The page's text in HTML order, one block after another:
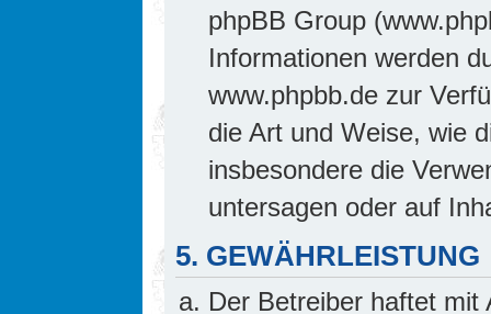
phpBB Group
Informationen werden
www.phpbb.de zur
die Art und Weise, wie
insbesondere die
untersagen oder auf
5. GEWÄHRLEISTUNG
Der Betreiber haftet mit